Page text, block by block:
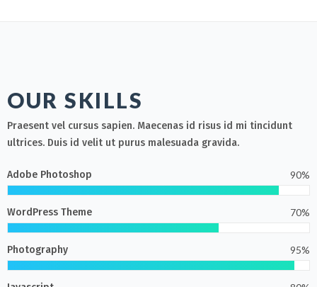
OUR SKILLS
Praesent vel cursus sapien. Maecenas id risus id mi tincidunt
ultrices. Duis id velit ut purus malesuada gravida.
Adobe Photoshop 90%
WordPress Theme 70%
Photography 95%